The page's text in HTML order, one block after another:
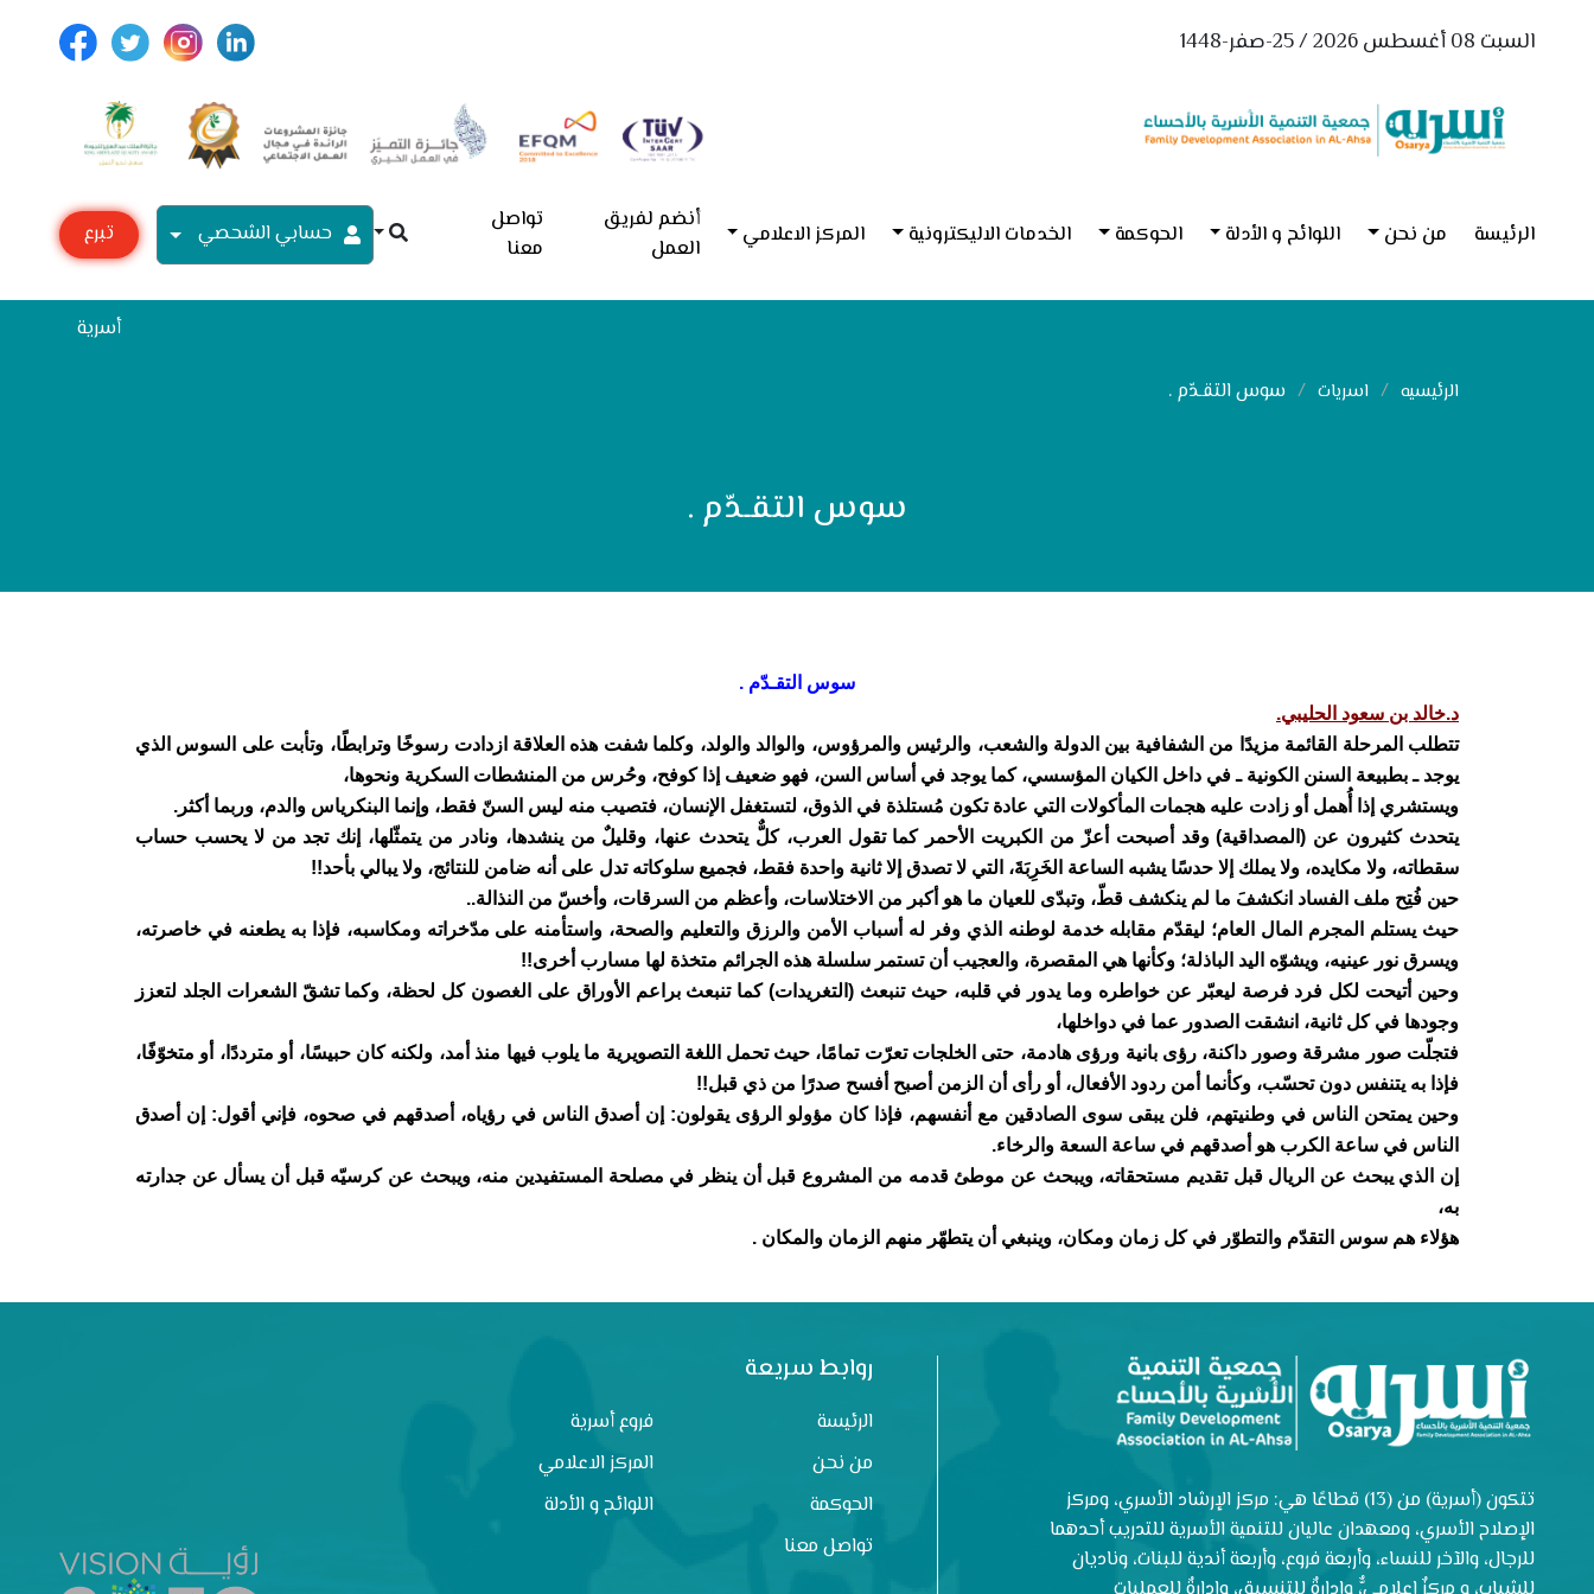
السبت 08 أغسطس 2026 / 25-صفر-1448
الرئيسة من نحن اللوائح و الأدلة الحوكمة الخدمات الاليكترونية المركز الاعلامي
أنضم لفريق
العمل
تواصل
معنا
حسابي الشحصي
تبرع
أسرية
الرئيسيه اسريات سوس التقـدّم .
سوس التقـدّم .
سوس التقـدّم .
د.خالد بن سعود الحليبي.
تتطلب المرحلة القائمة مزيدًا من الشفافية بين الدولة والشعب، والرئيس والمرؤوس، والوالد والولد، وكلما شفت هذه العلاقة ازدادت رسوخًا وترابطًا، وتأبت على السوس الذي
يوجد ـ بطبيعة السنن الكونية ـ في داخل الكيان المؤسسي، كما يوجد في أساس السن، فهو ضعيف إذا كوفح، وحُرس من المنشطات السكرية ونحوها،
ويستشري إذا أُهمل أو زادت عليه هجمات المأكولات التي عادة تكون مُستلذة في الذوق، لتستغفل الإنسان، فتصيب منه ليس السنّ فقط، وإنما البنكرياس والدم، وربما أكثر.
يتحدث كثيرون عن (المصداقية) وقد أصبحت أعزّ من الكبريت الأحمر كما تقول العرب، كلٌّ يتحدث عنها، وقليلٌ من ينشدها، ونادر من يتمثّلها، إنك تجد من لا يحسب حساب
سقطاته، ولا مكايده، ولا يملك إلا حدسًا يشبه الساعة الخَرِبَةَ، التي لا تصدق إلا ثانية واحدة فقط، فجميع سلوكاته تدل على أنه ضامن للنتائج، ولا يبالي بأحد!!
حين فُتِح ملف الفساد انكشفَ ما لم ينكشف قطّ، وتبدّى للعيان ما هو أكبر من الاختلاسات، وأعظم من السرقات، وأخسّ من النذالة..
حيث يستلم المجرم المال العام؛ ليقدّم مقابله خدمة لوطنه الذي وفر له أسباب الأمن والرزق والتعليم والصحة، واستأمنه على مدّخراته ومكاسبه، فإذا به يطعنه في خاصرته،
ويسرق نور عينيه، ويشوّه اليد الباذلة؛ وكأنها هي المقصرة، والعجيب أن تستمر سلسلة هذه الجرائم متخذة لها مسارب أخرى!!
وحين أتيحت لكل فرد فرصة ليعبّر عن خواطره وما يدور في قلبه، حيث تنبعث (التغريدات) كما تنبعث براعم الأوراق على الغصون كل لحظة، وكما تشقّ الشعرات الجلد لتعزز
وجودها في كل ثانية، انشقت الصدور عما في دواخلها،
فتجلّت صور مشرقة وصور داكنة، رؤى بانية ورؤى هادمة، حتى الخلجات تعرّت تمامًا، حيث تحمل اللغة التصويرية ما يلوب فيها منذ أمد، ولكنه كان حبيسًا، أو مترددًا، أو متخوّفًا،
فإذا به يتنفس دون تحسّب، وكأنما أمن ردود الأفعال، أو رأى أن الزمن أصبح أفسح صدرًا من ذي قبل!!
وحين يمتحن الناس في وطنيتهم، فلن يبقى سوى الصادقين مع أنفسهم، فإذا كان مؤولو الرؤى يقولون: إن أصدق الناس في رؤياه، أصدقهم في صحوه، فإني أقول: إن أصدق
الناس في ساعة الكرب هو أصدقهم في ساعة السعة والرخاء.
إن الذي يبحث عن الريال قبل تقديم مستحقاته، ويبحث عن موطئ قدمه من المشروع قبل أن ينظر في مصلحة المستفيدين منه، ويبحث عن كرسيّه قبل أن يسأل عن جدارته
به،
هؤلاء هم سوس التقدّم والتطوّر في كل زمان ومكان، وينبغي أن يتطهّر منهم الزمان والمكان .
تتكون (أسرية) من (13) قطاعًا هي: مركز الإرشاد الأسري، ومركز
الإصلاح الأسري، ومعهدان عاليان للتنمية الأسرية للتدريب أحدهما
للرجال، والآخر للنساء، وأربعة فروع، وأربعة أندية للبنات، وناديان
روابط سريعة
الرئيسة
فروع أسرية
من نحن
المركز الاعلامي
الحوكمة
اللوائح و الأدلة
تواصل معنا